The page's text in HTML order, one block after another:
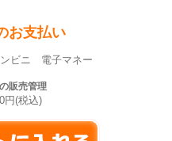
お支払い
ビニ 電子マネー
販売管理
円(税込)